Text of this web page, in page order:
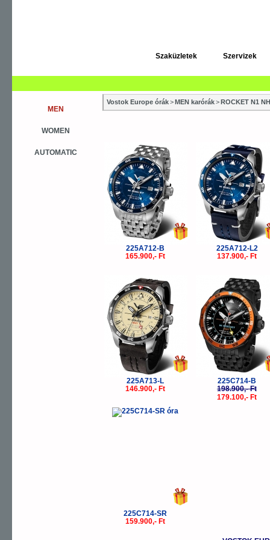
Szaküzletek Szervizek
MEN
WOMEN
AUTOMATIC
Vostok Europe órák>MEN karórák>ROCKET N1
225A712-B
165.900,- Ft
225A712-L2
137.900,- Ft
225A713-L
146.900,- Ft
225C714-B
198.900,- Ft
179.100,- Ft
225C714-SR
159.900,- Ft